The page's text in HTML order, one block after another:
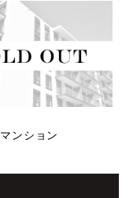
マ ンシ ョ ン